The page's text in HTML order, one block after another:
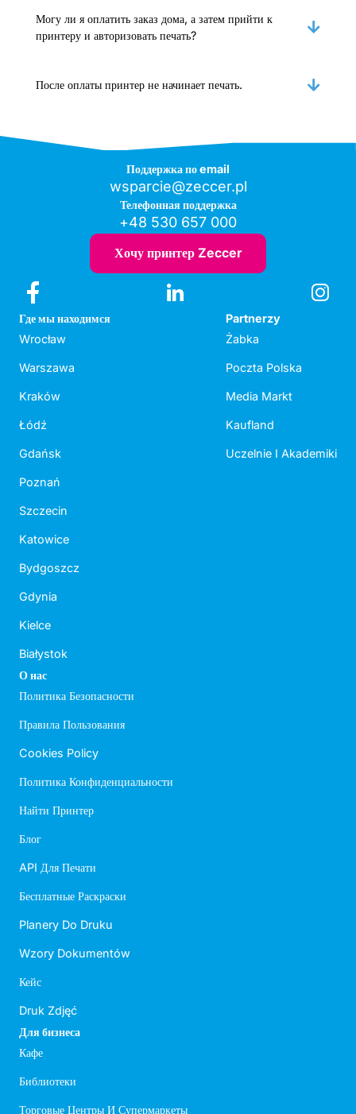
Могу ли я оплатить заказ дома, а затем прийти к
принтеру и авторизовать печать?
После оплаты принтер не начинает печать.
Поддержка по email
wsparcie@zeccer.pl
Телефонная поддержка
+48 530 657 000
Хочу принтер Zeccer
Где мы находимся
Wrocław
Warszawa
Kraków
Łódź
Gdańsk
Poznań
Szczecin
Katowice
Bydgoszcz
Gdynia
Kielce
Białystok
Partnerzy
Żabka
Poczta Polska
Media Markt
Kaufland
Uczelnie I Akademiki
О нас
Политика Безопасности
Правила Пользования
Cookies Policy
Политика Конфиденциальности
Найти Принтер
Блог
API Для Печати
Бесплатные Раскраски
Planery Do Druku
Wzory Dokumentów
Кейс
Druk Zdjęć
Для бизнеса
Кафе
Библиотеки
Торговые Центры И Супермаркеты